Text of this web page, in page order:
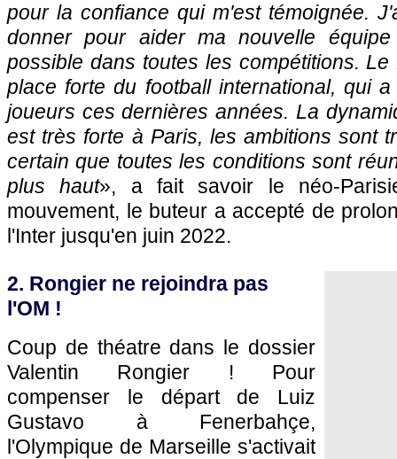
pour la confiance qui m'est témoignée.
donner pour aider ma nouvelle
possible dans toutes les compétitions.
place forte du football international, qui
joueurs ces dernières années. La
est très forte à Paris, les ambitions sont
certain que toutes les conditions sont
plus haut», a fait savoir le néo-
mouvement, le buteur a accepté de
l'Inter jusqu'en juin 2022.
2. Rongier ne rejoindra pas
l'OM !
Coup de théatre dans le dossier
Valentin Rongier ! Pour
compenser le départ de Luiz
Gustavo à Fenerbahçe,
l'Olympique de Marseille s'activait